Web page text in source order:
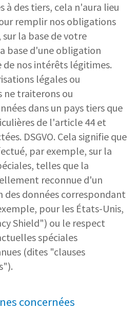
à des tiers, cela n'aura lieu
remplir nos obligations
la base de votre
base d'une obligation
de nos intérêts légitimes.
légales ou
ne traiterons ou
dans un pays tiers que
de l'article 44 et
DSGVO. Cela signifie que
par exemple, sur la
telles que la
reconnue d'un
des données correspondant
pour les États-Unis,
Shield") ou le respect
spéciales
(dites "clauses
concernées